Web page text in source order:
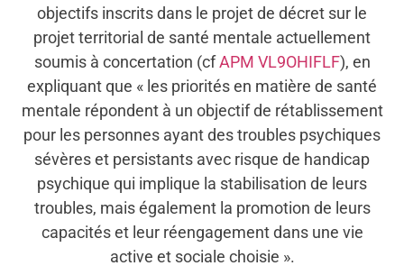
objectifs inscrits dans le projet de décret sur le
projet territorial de santé mentale actuellement
soumis à concertation (cfAPM VL9OHIFLF), en
expliquant que « les priorités en matière de santé
mentale répondent à un objectif de rétablissement
pour les personnes ayant des troubles psychiques
sévères et persistants avec risque de handicap
psychique qui implique la stabilisation de leurs
troubles, mais également la promotion de leurs
capacités et leur réengagement dans une vie
active et sociale choisie ».